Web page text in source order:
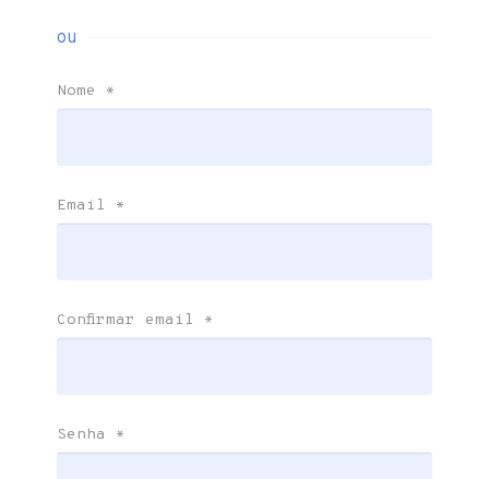
ou
Nome *
Email *
Confirmar email *
Senha *